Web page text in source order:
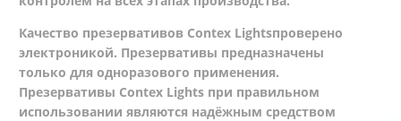
Качество презервативов Contex Lightsпроверено
электроникой. Презервативы предназначены
только для одноразового применения.
Презервативы Contex Lights при правильном
использовании являются надёжным средством